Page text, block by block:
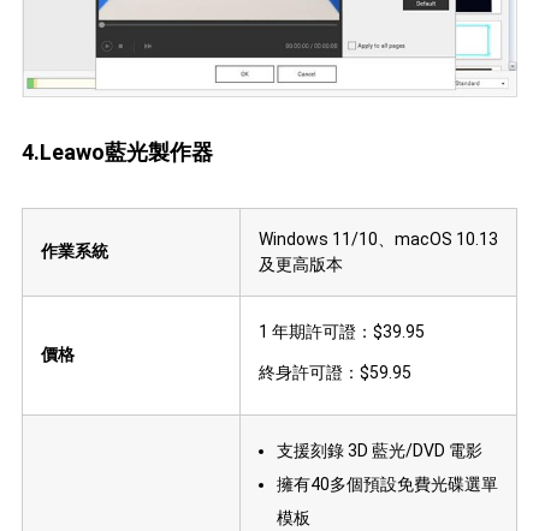
4.Leawo藍光製作器
作業系統
Windows 11/10、macOS 10.13
及更高版本
價格
1 年期許可證：$39.95
終身許可證：$59.95
支援刻錄 3D 藍光/DVD 電影
擁有40多個預設免費光碟選單
模板